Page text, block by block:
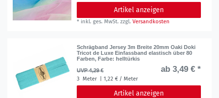
Artikel anzeigen
* inkl. ges. MwSt. zzgl.Versandkosten
Schrägband Jersey 3m Breite 20mm Oaki Doki
Tricot de Luxe Einfassband elastisch über 80
Farben, Farbe: helltürkis
UVP 4,29 €
ab 3,49 € *
3 Meter | 1,22 € / Meter
Artikel anzeigen